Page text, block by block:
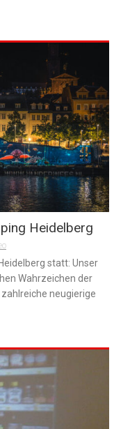
Heidelberg
statt: Unser
Wahrzeichen der
neugierige